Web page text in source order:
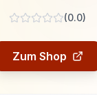
(0.0)
Zum Shop